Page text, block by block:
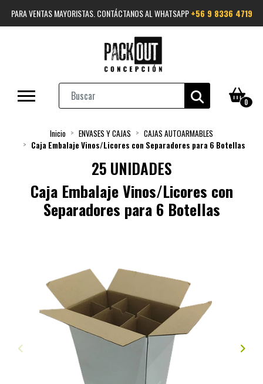
PARA VENTAS MAYORISTAS. CONTÁCTANOS AL WHATSAPP+56 9 8336 4719
0
Inicio ENVASES Y CAJAS
CAJAS AUTOARMABLES
Caja Embalaje Vinos/Licores con Separadores para 6 Botellas
25 UNIDADES
Caja Embalaje Vinos/Licores con
Separadores para 6 Botellas